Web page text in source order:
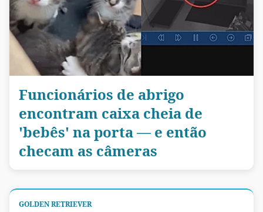
Funcionários de abrigo
encontram caixa cheia de
'bebês' na porta — e então
checam as câmeras
GOLDEN RETRIEVER